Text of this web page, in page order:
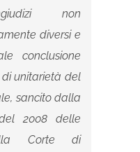
non
diversi e
conclusione
unitarietà del
sancito dalla
2008 delle
Corte di